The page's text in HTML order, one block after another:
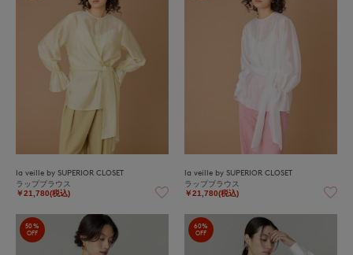
la veille by SUPERIOR CLOSET
ラップブラウス
￥21,780(税込)
la veille by SUPERIOR CLOSET
ラップブラウス
￥21,780(税込)
50%
OFF
60%
OFF